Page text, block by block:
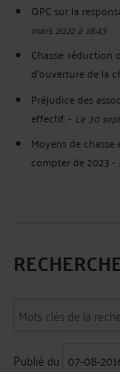
QPC sur la
mars 2022 à 18:43
Chasse:
d’ouverture de la
Préjudice des
effectif.- Le 30
Moyens de
compter de 2023-
Publié du